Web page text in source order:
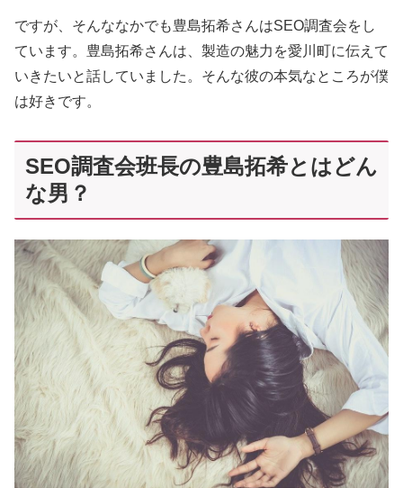
ですが、そんななかでも豊島拓希さんはSEO調査会をし
ています。豊島拓希さんは、製造の魅力を愛川町に伝えて
いきたいと話していました。そんな彼の本気なところが僕
は好きです。
SEO調査会班長の豊島拓希とはどん
な男？